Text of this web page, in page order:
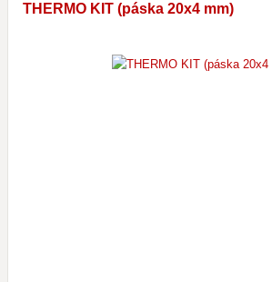
THERMO KIT (páska 20x4 mm)